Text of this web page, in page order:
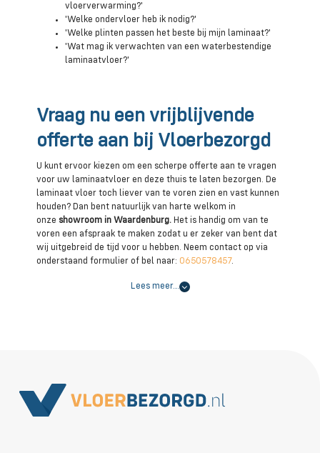
vloerverwarming?'
'Welke ondervloer heb ik nodig?'
'Welke plinten passen het beste bij mijn laminaat?'
'Wat mag ik verwachten van een waterbestendige
laminaatvloer?'
Vraag nu een vrijblijvende
offerte aan bij Vloerbezorgd
U kunt ervoor kiezen om een scherpe offerte aan te vragen
voor uw laminaatvloer en deze thuis te laten bezorgen. De
laminaat vloer toch liever van te voren zien en vast kunnen
houden? Dan bent natuurlijk van harte welkom in
onze showroom in Waardenburg. Het is handig om van te
voren een afspraak te maken zodat u er zeker van bent dat
wij uitgebreid de tijd voor u hebben. Neem contact op via
onderstaand formulier of bel naar: 0650578457.
Lees meer…